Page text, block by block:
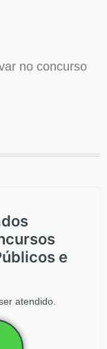
no concurso
e
atendido.